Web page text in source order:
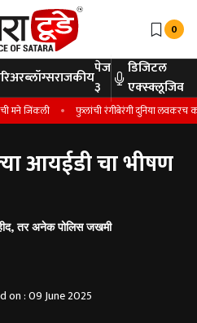
0
ब्लॉग्सराजकीयपेज
३
डिजिटल
एक्स्क्लूजिव
जिंकली फुलांची रंगीबेरंगी दुनिया लवकरच कास
आयईडी चा भीषण
तर अनेक पोलिस जखमी
on : 09 June 2025